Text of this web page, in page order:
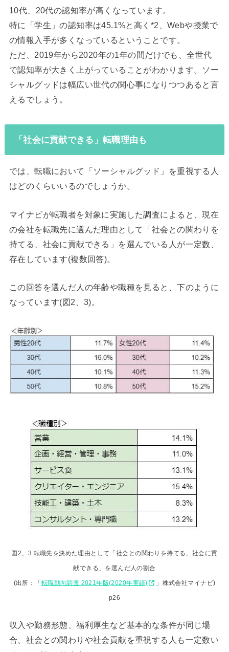
10代、20代の認知率が高くなっています。
特に「学生」の認知率は45.1%と高く*2、Webや授業で
の情報入手が多くなっているということです。
ただ、2019年から2020年の1年の間だけでも、全世代
で認知率が大きく上がっていることがわかります。ソー
シャルグッドは幅広い世代の関心事になりつつあると言
えるでしょう。
「社会に貢献できる」転職理由も
では、転職において「ソーシャルグッド」を重視する人
はどのくらいいるのでしょうか。
マイナビが転職者を対象に実施した調査によると、現在
の会社を転職先に選んだ理由として「社会との関わりを
持てる、社会に貢献できる」を選んでいる人が一定数、
存在しています(複数回答)。
この回答を選んだ人の年齢や職種を見ると、下のように
なっています(図2、3)。
図2、3 転職先を決めた理由として「社会との関わりを持てる、社会に貢
献できる」を選んだ人の割合
(出所：「 転職動向調査 2021年版(2020年実績) 」株式会社マイナビ)
p26
収入や勤務形態、福利厚生など基本的な条件が同じ場
合、社会との関わりや社会貢献を重視する人も一定数い